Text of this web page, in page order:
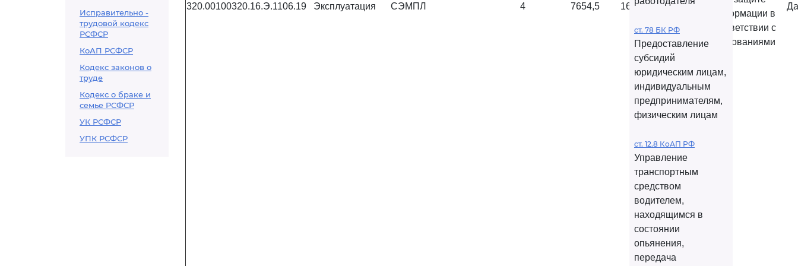
Исправительно -
трудовой кодекс
РСФСР
КоАП РСФСР
Кодекс законов о
труде
Кодекс о браке и
семье РСФСР
УК РСФСР
УПК РСФСР
320.00100320.16.Э.1106.19 Эксплуатация СЭМПЛ 4 7654,5 16135,2 16135,2
информации в
соответствии с
требованиями
ст. 78 БК РФ
Предоставление
субсидий
юридическим лицам,
индивидуальным
предпринимателям,
физическим лицам
ст. 12.8 КоАП РФ
Управление
транспортным
средством
водителем,
находящимся в
состоянии
опьянения,
передача